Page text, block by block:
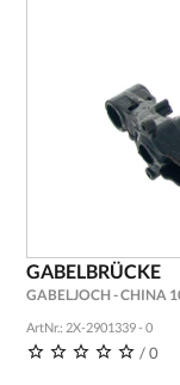
GABELBRÜCKE
GABELJOCH - CHINA
ArtNr.: 2X-2901339 - 0
/ 0